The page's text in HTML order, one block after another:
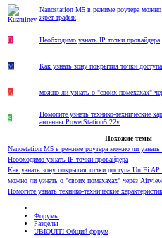
Nanostation M5 в режиме роутера можно
жрет трафик
B Необходимо узнать IP точки провайдера
M Как узнать зону покрытия точки
A можно ли узнать о "своих помехахах"
S
Помогите узнать технико-технические
антенны PowerStation5 22v
Похожие темы
Nanostation M5 в режиме роутера можно ли узнать
Необходимо узнать IP точки провайдера
Как узнать зону покрытия точки доступа UniFi AP
можно ли узнать о "своих помехахах" через Airview
Помогите узнать технико-технические
Форумы
Разделы
UBIQUITI Общий форум